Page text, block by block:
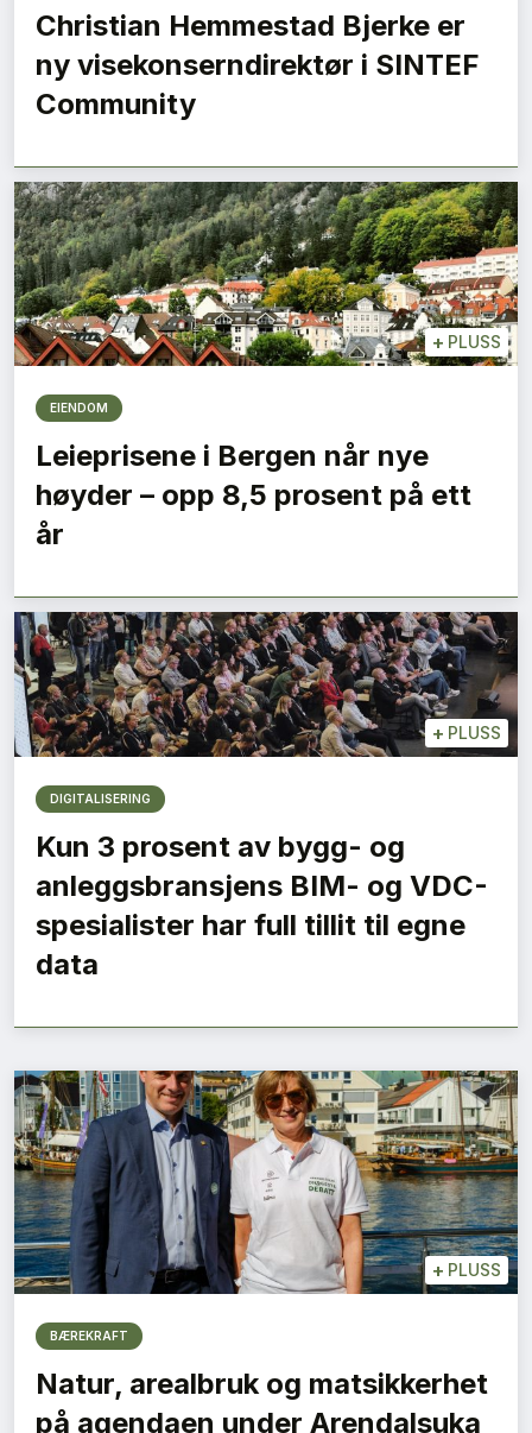
Christian Hemmestad Bjerke er
ny visekonserndirektør i SINTEF
Community
+ PLUSS
EIENDOM
Leieprisene i Bergen når nye
høyder – opp 8,5 prosent på ett
år
+ PLUSS
DIGITALISERING
Kun 3 prosent av bygg- og
anleggsbransjens BIM- og VDC-
spesialister har full tillit til egne
data
+ PLUSS
BÆREKRAFT
Natur, arealbruk og matsikkerhet
på agendaen under Arendalsuka